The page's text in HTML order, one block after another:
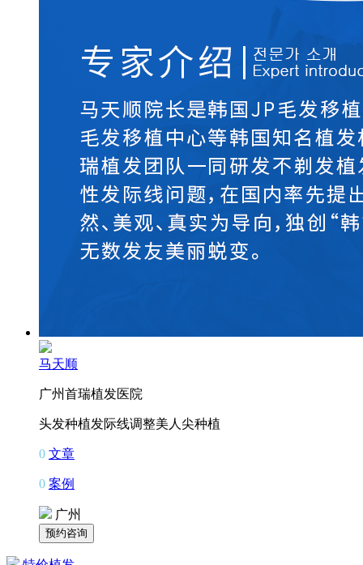
马天顺
广州首瑞植发医院
头发种植发际线调整美人尖种植
0 文章
0 案例
广州